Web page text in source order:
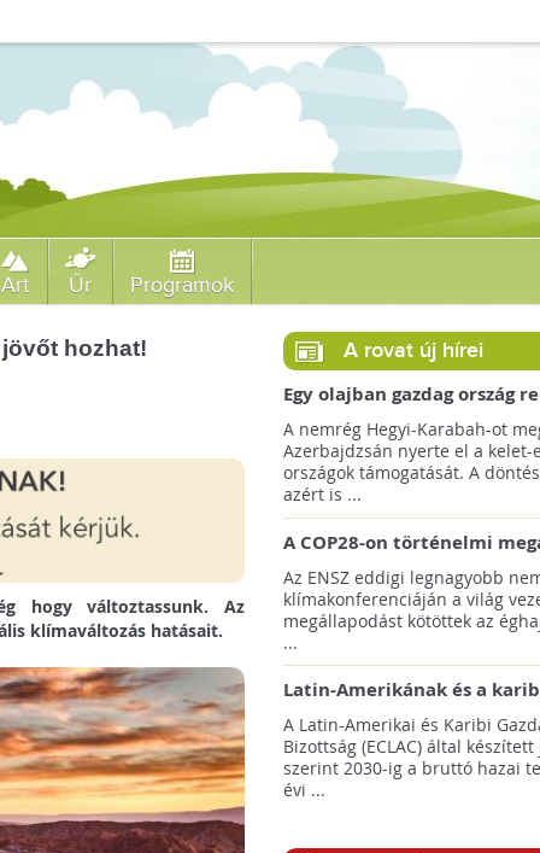
Art Űr Programok
hozhat!
hogy változtassunk. Az
klímaváltozás hatásait.
A rovat új hírei
Egy olajban gazdag ország
jövőre a COP29 klímacsúcsot
A nemrég Hegyi-Karabah-ot
Azerbajdzsán nyerte el a kelet-
országok támogatását. A
azért is ...
A COP28-on történelmi
született! - Összefoglaló az
klímacsúcsáról
Az ENSZ eddigi legnagyobb
klímakonferenciáján a világ
megállapodást kötöttek az
...
Latin-Amerikának és a
térségnek növelniük kell
az éghajlatvédelmi célok
A Latin-Amerikai és Karibi
Bizottság (ECLAC) által
szerint 2030-ig a bruttó hazai
évi ...